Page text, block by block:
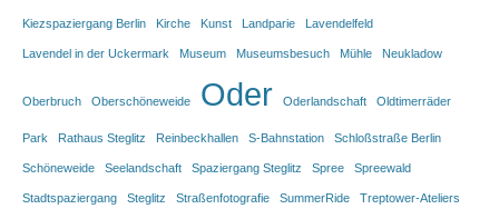
Kiezspaziergang Berlin Kirche Kunst Landparie Lavendelfeld
Lavendel in der Uckermark Museum Museumsbesuch Mühle Neukladow
Oberbruch Oberschöneweide Oder Oderlandschaft Oldtimerräder
Park Rathaus Steglitz Reinbeckhallen S-Bahnstation Schloßstraße Berlin
Schöneweide Seelandschaft Spaziergang Steglitz Spree Spreewald
Stadtspaziergang Steglitz Straßenfotografie SummerRide Treptower-Ateliers